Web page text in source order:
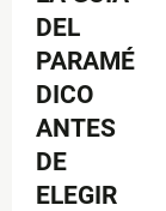
DEL
PARAMÉ
DICO
ANTES
DE
ELEGIR